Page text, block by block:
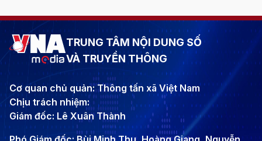
TRUNG TÂM NỘI DUNG SỐ
VÀ TRUYỀN THÔNG
Cơ quan chủ quản: Thông tấn xã Việt Nam
Chịu trách nhiệm:
Giám đốc: Lê Xuân Thành